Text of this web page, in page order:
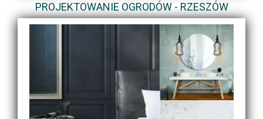
PROJEKTOWANIE OGRODÓW - RZESZÓW